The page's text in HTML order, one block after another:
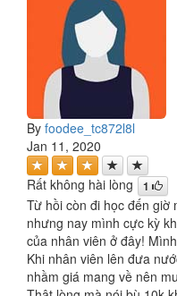
By foodee_tc872l8l
Jan 11, 2020
Rất không hài lòng 1
Từ hồi còn đi học đến
nhưng nay mình cực kỳ
của nhân viên ở đây!
Khi nhân viên lên đưa
nhầm giá mang về nên